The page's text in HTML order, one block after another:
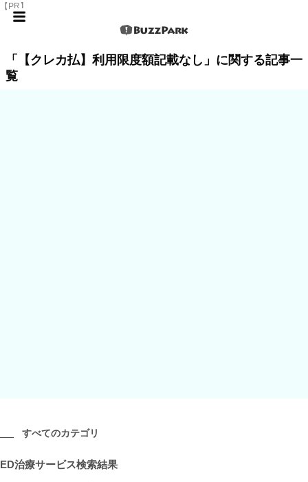
【PR】
「【クレカ払】利用限度額記載なし」に関する記事一
覧
すべてのカテゴリ
ED治療サービス検索結果